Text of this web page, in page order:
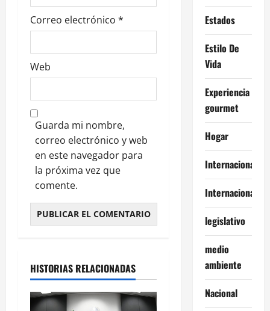
s
Correo electrónico *
Web
Guarda mi nombre,
correo electrónico y web
en este navegador para
la próxima vez que
comente.
HISTORIAS RELACIONADAS
Estados
Estilo De
Vida
Experiencia
gourmet
Hogar
Internacional
Internacionales
legislativo
medio
ambiente
Nacional